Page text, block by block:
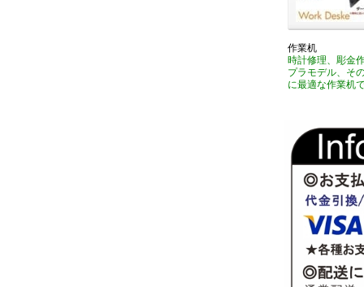
作業机
時計修理、彫金
プラモデル、そ
に最適な作業机